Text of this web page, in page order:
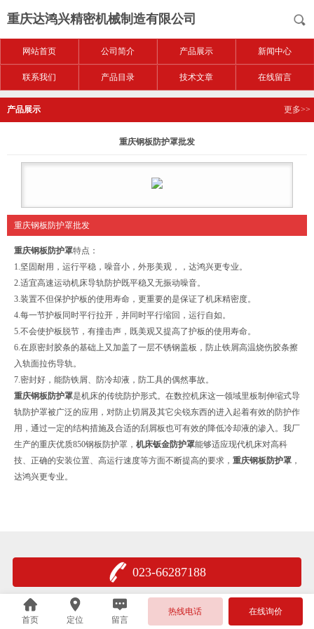
重庆达鸿兴精密机械制造有限公司
网站首页 公司简介 产品展示 新闻中心
联系我们 产品目录 技术文章 在线留言
产品展示 更多>>
重庆钢板防护罩批发
重庆钢板防护罩批发
重庆钢板防护罩特点：
1.坚固耐用，运行平稳，噪音小，外形美观，，达鸿兴更专业。
2.适宜高速运动机床导轨防护既平稳又无振动噪音。
3.装置不但保护护板的使用寿命，更重要的是保证了机床精密度。
4.每一节护板同时平行拉开，并同时平行缩回，运行自如。
5.不会使护板脱节，有撞击声，既美观又提高了护板的使用寿命。
6.在原密封胶条的基础上又加盖了一层不锈钢盖板，防止铁屑高温烧伤胶条擦
入轨面拉伤导轨。
7.密封好，能防铁屑、防冷却液，防工具的偶然事故。
重庆钢板防护罩是机床的传统防护形式。在数控机床这一领域里板制伸缩式导
轨防护罩被广泛的应用，对防止切屑及其它尖锐东西的进入起着有效的防护作
用，通过一定的结构措施及合适的刮屑板也可有效的降低冷却液的渗入。我厂
生产的重庆优质850钢板防护罩， 机床钣金防护罩能够适应现代机床对高科
技、正确的安装位置、高运行速度等方面不断提高的要求， 重庆钢板防护罩 ，
达鸿兴更专业。
023-66287188
首页 定位 留言
热线电话 在线询价